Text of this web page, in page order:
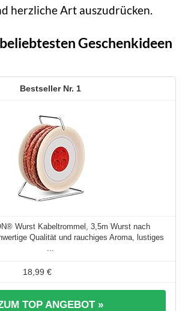
herzliche Art auszudrücken.
Geschenkideen
1
Wurst Kabeltrommel, 3,5m Wurst nach
Qualität und rauchiges Aroma, lustiges
18,99 €
TOP ANGEBOT »